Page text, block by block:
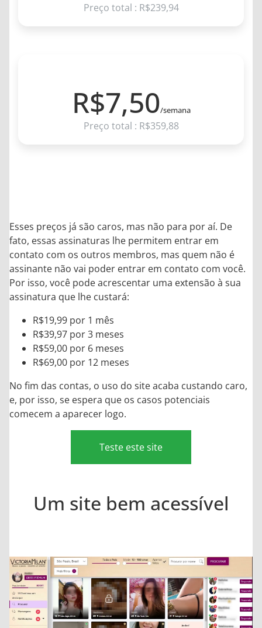
Preço total : R$239,94
R$7,50/semana
Preço total : R$359,88
Esses preços já são caros, mas não para por aí. De
fato, essas assinaturas lhe permitem entrar em
contato com os outros membros, mas quem não é
assinante não vai poder entrar em contato com você.
Por isso, você pode acrescentar uma extensão à sua
assinatura que lhe custará:
R$19,99 por 1 mês
R$39,97 por 3 meses
R$59,00 por 6 meses
R$69,00 por 12 meses
No fim das contas, o uso do site acaba custando caro,
e, por isso, se espera que os casos potenciais
comecem a aparecer logo.
Teste este site
Um site bem acessível